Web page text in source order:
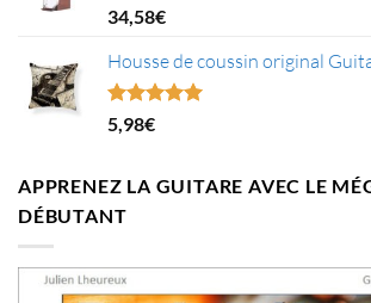
Note5.00
sur 5
34,58€
Housse de coussin original
Note5.00
sur 5
5,98€
APPRENEZ LA GUITARE AVEC LE
DÉBUTANT